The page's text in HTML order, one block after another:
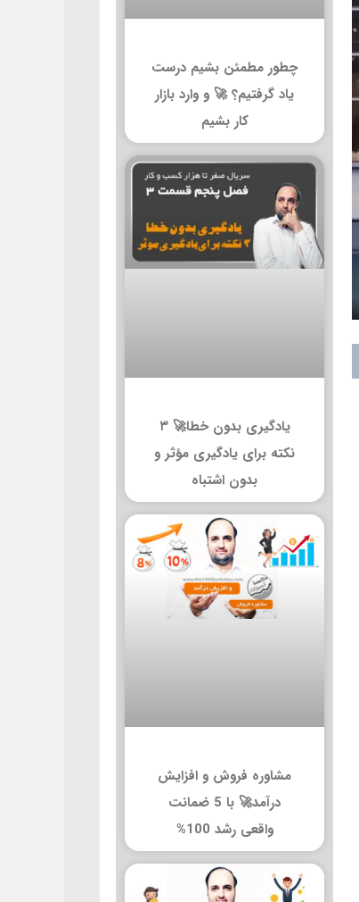
چطور مطمئن بشیم درست
یاد گرفتیم؟ 🚀 و وارد بازار
کار بشیم
یادگیری بدون خطا🚀 ۳
نکته برای یادگیری مؤثر و
بدون اشتباه
مشاوره فروش و افزایش
درآمد🚀 با 5 ضمانت
واقعی رشد 100%